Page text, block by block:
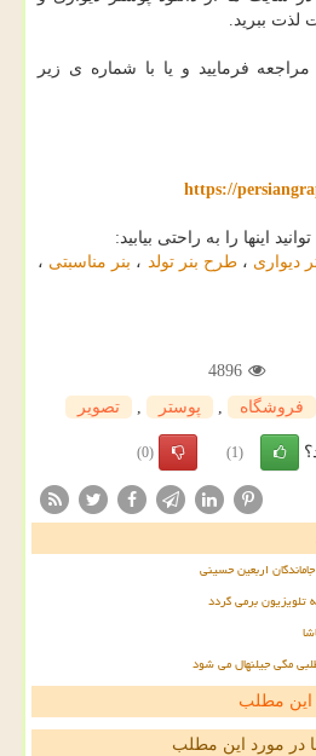
لذت ببرید.
فرمایید و یا با شماره ی زیر
https://
اینها را به راحتی بیابید:
دیواری ،طرح بنر تولد ، بنر مناسبتی ،
4896
فروشگاه , پوستر , تصویر
(1)
(0)
اربعین حسینی
تلویزیون برمی گردد
مگی جیلنهال می شود
این مطلب
در مورد این مطلب